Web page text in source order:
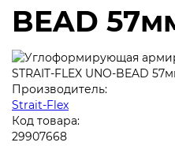
BEAD
Производитель:
Strait-Flex
Код товара:
29907668